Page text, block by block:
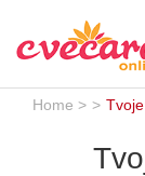
Home > >